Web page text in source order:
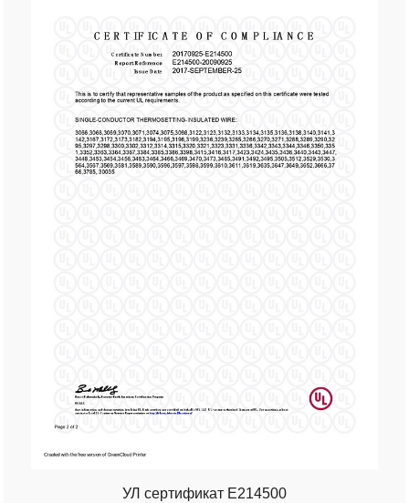
УЛ сертификат Е214500